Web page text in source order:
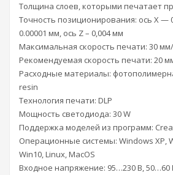
Толщина слоев, которыми печатает
Точность позиционирования: ось Х —
0.00001 мм, ось Z – 0,004 мм
Максимальная скорость печати: 30
Рекомендуемая скорость печати: 20
Расходные материалы:
resin
Технология печати: DLP
Мощность светодиода: 30 W
Поддержка моделей из программ:
Операционные системы: Windows XP,
Win10, Linux, MacOS
Входное напряжение: 95…230 В, 50…60